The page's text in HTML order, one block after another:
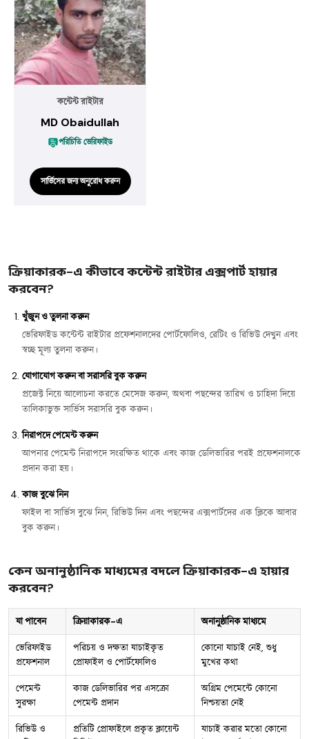
কন্টেন্ট রাইটার
MD Obaidullah
পরিচিতি ভেরিফাইড
সার্ভিসের জন্য অনুরোধ করুন
ক্রিয়াকারক-এ কীভাবে কন্টেন্ট রাইটার এক্সপার্ট হায়ার
করবেন?
খুঁজুন ও তুলনা করুন
ভেরিফাইড কন্টেন্ট রাইটার প্রফেশনালদের পোর্টফোলিও, রেটিং ও রিভিউ দেখুন এবং
স্বচ্ছ মূল্য তুলনা করুন।
যোগাযোগ করুন বা সরাসরি বুক করুন
প্রজেক্ট নিয়ে আলোচনা করতে মেসেজ করুন, অথবা পছন্দের তারিখ ও চাহিদা দিয়ে
তালিকাভুক্ত সার্ভিস সরাসরি বুক করুন।
নিরাপদে পেমেন্ট করুন
আপনার পেমেন্ট নিরাপদে সংরক্ষিত থাকে এবং কাজ ডেলিভারির পরই প্রফেশনালকে
প্রদান করা হয়।
কাজ বুঝে নিন
ফাইল বা সার্ভিস বুঝে নিন, রিভিউ দিন এবং পছন্দের এক্সপার্টদের এক ক্লিকে আবার
বুক করুন।
কেন অনানুষ্ঠানিক মাধ্যমের বদলে ক্রিয়াকারক-এ হায়ার
করবেন?
যা পাবেন ক্রিয়াকারক-এ অনানুষ্ঠানিক মাধ্যমে
ভেরিফাইড
প্রফেশনাল
পরিচয় ও দক্ষতা যাচাইকৃত
প্রোফাইল ও পোর্টফোলিও
কোনো যাচাই নেই, শুধু
মুখের কথা
পেমেন্ট
সুরক্ষা
কাজ ডেলিভারির পর এসক্রো
পেমেন্ট প্রদান
অগ্রিম পেমেন্টে কোনো
নিশ্চয়তা নেই
রিভিউ ও
প্রতিটি প্রোফাইলে প্রকৃত ক্লায়েন্ট
যাচাই করার মতো কোনো